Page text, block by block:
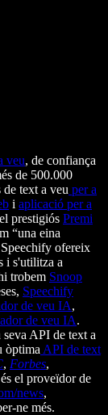
veu, de confiança
de 500.000
de text a veu per a
i aplicació per a
prestigiós Premi
“una eina
ofereix
i s'utilitza a
trobem Snoop
Speechify
de veu IA,
de veu IA.
API de text a
òptima API de text
, Forbes,
el proveïdor de
news,
ne més.